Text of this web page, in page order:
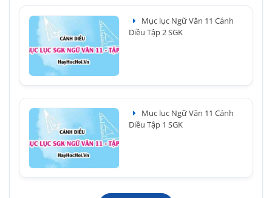
Mục lục Ngữ Văn 11 Cánh
Diều Tập 2 SGK
Mục lục Ngữ Văn 11 Cánh
Diều Tập 1 SGK